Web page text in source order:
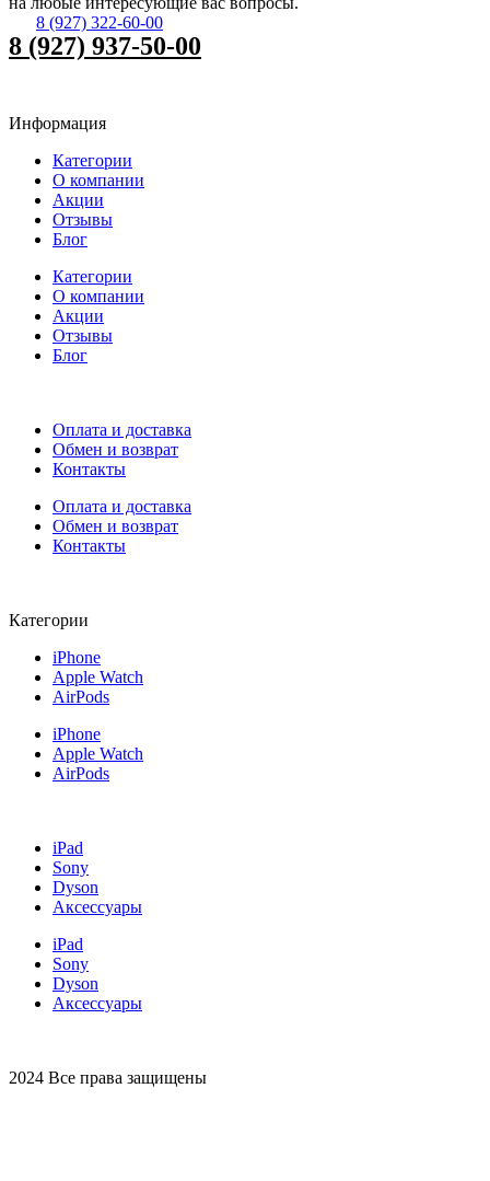
8 (927) 322-60-00
8 (927) 937-50-00
Информация
Категории
О компании
Акции
Отзывы
Блог
Категории
О компании
Акции
Отзывы
Блог
Оплата и доставка
Обмен и возврат
Контакты
Оплата и доставка
Обмен и возврат
Контакты
Категории
iPhone
Apple Watch
AirPods
iPhone
Apple Watch
AirPods
iPad
Sony
Dyson
Аксессуары
iPad
Sony
Dyson
Аксессуары
2024 Все права защищены